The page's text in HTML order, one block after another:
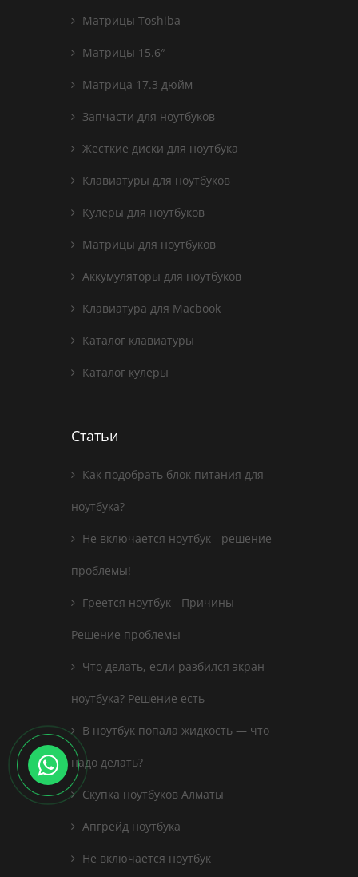
Матрицы Toshiba
Матрицы 15.6″
Матрица 17.3 дюйм
Запчасти для ноутбуков
Жесткие диски для ноутбука
Клавиатуры для ноутбуков
Кулеры для ноутбуков
Матрицы для ноутбуков
Аккумуляторы для ноутбуков
Клавиатура для Macbook
Каталог клавиатуры
Каталог кулеры
Статьи
Как подобрать блок питания для
ноутбука?
Не включается ноутбук - решение
проблемы!
Греется ноутбук - Причины -
Решение проблемы
Что делать, если разбился экран
ноутбука? Решение есть
В ноутбук попала жидкость — что
надо делать?
Скупка ноутбуков Алматы
Апгрейд ноутбука
Не включается ноутбук